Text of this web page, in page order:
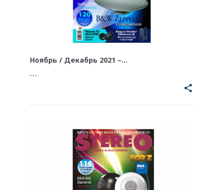
Ноябрь / Декабрь 2021 –…
…
share